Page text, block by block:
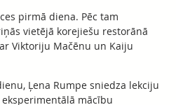
pirmā diena. Pēc tam
vietējā korejiešu restorānā
Viktoriju Mačēnu un Kaiju
Ļena Rumpe sniedza lekciju
mācību